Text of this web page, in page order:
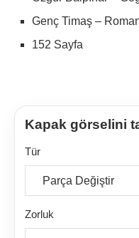
Genç Timaş –
152 Sayfa
Kapak görselini
Tür
Zorluk